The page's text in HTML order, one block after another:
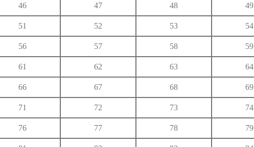
46 47 48 49
51 52 53 54
56 57 58 59
61 62 63 64
66 67 68 69
71 72 73 74
76 77 78 79